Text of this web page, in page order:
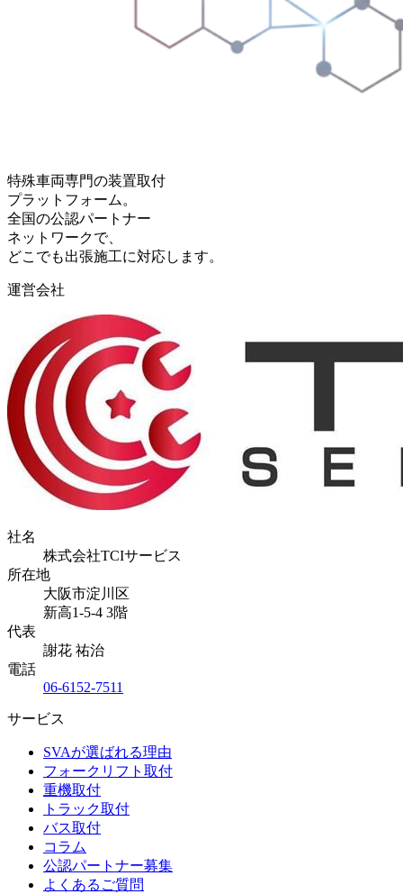
特殊車両専門の装置取付
プラットフォーム。
全国の公認パートナー
ネットワークで、
どこでも出張施工に対応します。
運営会社
社名
株式会社TCIサービス
所在地
大阪市淀川区
新高1-5-4 3階
代表
謝花 祐治
電話
06-6152-7511
サービス
SVAが選ばれる理由
フォークリフト取付
重機取付
トラック取付
バス取付
コラム
公認パートナー募集
よくあるご質問